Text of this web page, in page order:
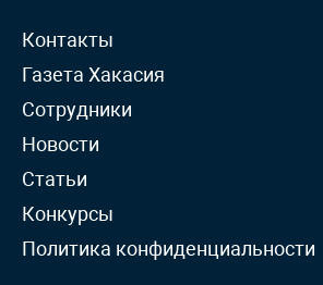
Контакты
Газета Хакасия
Сотрудники
Новости
Статьи
Конкурсы
Политика конфиденциальности